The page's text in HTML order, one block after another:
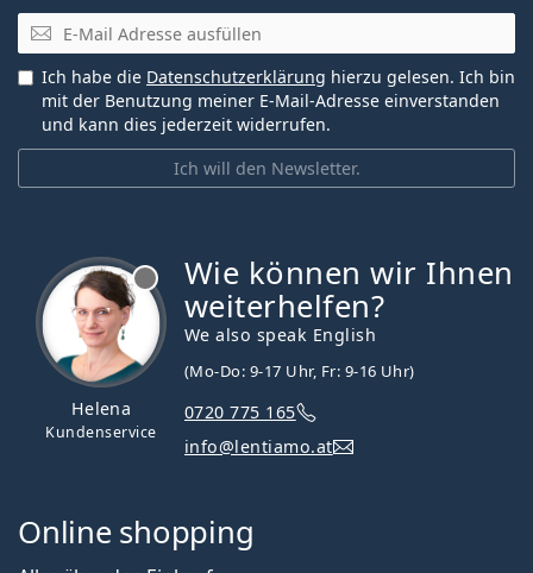
E-Mail
Ich will den Newsletter.
Ich habe die Datenschutzerklärung hierzu gelesen. Ich bin
mit der Benutzung meiner E-Mail-Adresse einverstanden
und kann dies jederzeit widerrufen.
Helena
Kundenservice
Wie können wir Ihnen
weiterhelfen?
We also speak English
(Mo-Do: 9-17 Uhr, Fr: 9-16 Uhr)
0720 775 165
info@lentiamo.at
Online shopping